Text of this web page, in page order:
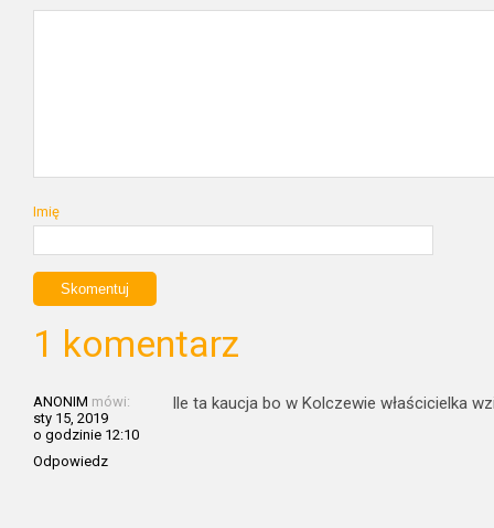
Imię
1 komentarz
ANONIM mówi:
sty 15, 2019
o godzinie 12:10
Odpowiedz
Ile ta kaucja bo w Kolczewie właścicielka